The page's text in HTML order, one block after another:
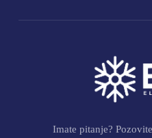
Imate pitanje?